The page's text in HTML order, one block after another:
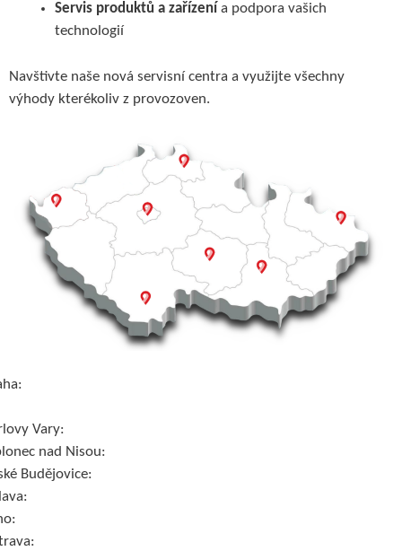
Servis produktů a zařízení a podpora vašich
technologií
Navštivte naše nová servisní centra a využijte všechny
výhody kterékoliv z provozoven.
Vary:
nad Nisou:
Budějovice: